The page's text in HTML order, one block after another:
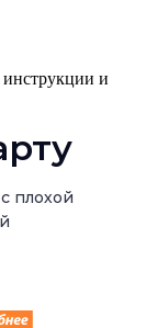
и
плохой